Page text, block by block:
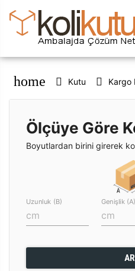
home Kutu Kargo
Ölçüye Göre
Boyutlardan birini girerek
Uzunluk (B) Genişlik (A)